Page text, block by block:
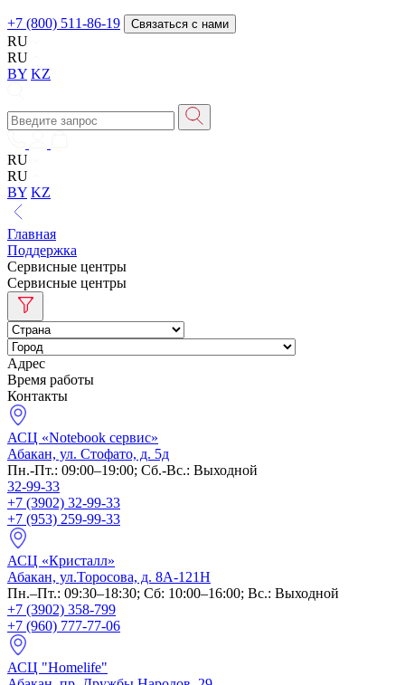
+7 (800) 511-86-19 Связаться с нами
RU
RU
BY KZ
RU
RU
BY KZ
Главная
Поддержка
Сервисные центры
Сервисные центры
Адрес
Время работы
Контакты
АСЦ «Notebook сервис»
Абакан, ул. Стофато, д. 5д
Пн.-Пт.: 09:00–19:00; Сб.-Вс.: Выходной
32-99-33
+7 (3902) 32-99-33
+7 (953) 259-99-33
АСЦ «Кристалл»
Абакан, ул.Торосова, д. 8А-121Н
Пн.–Пт.: 09:30–18:30; Сб: 10:00–16:00; Вс.: Выходной
+7 (3902) 358-799
+7 (960) 777-77-06
АСЦ "Homelife"